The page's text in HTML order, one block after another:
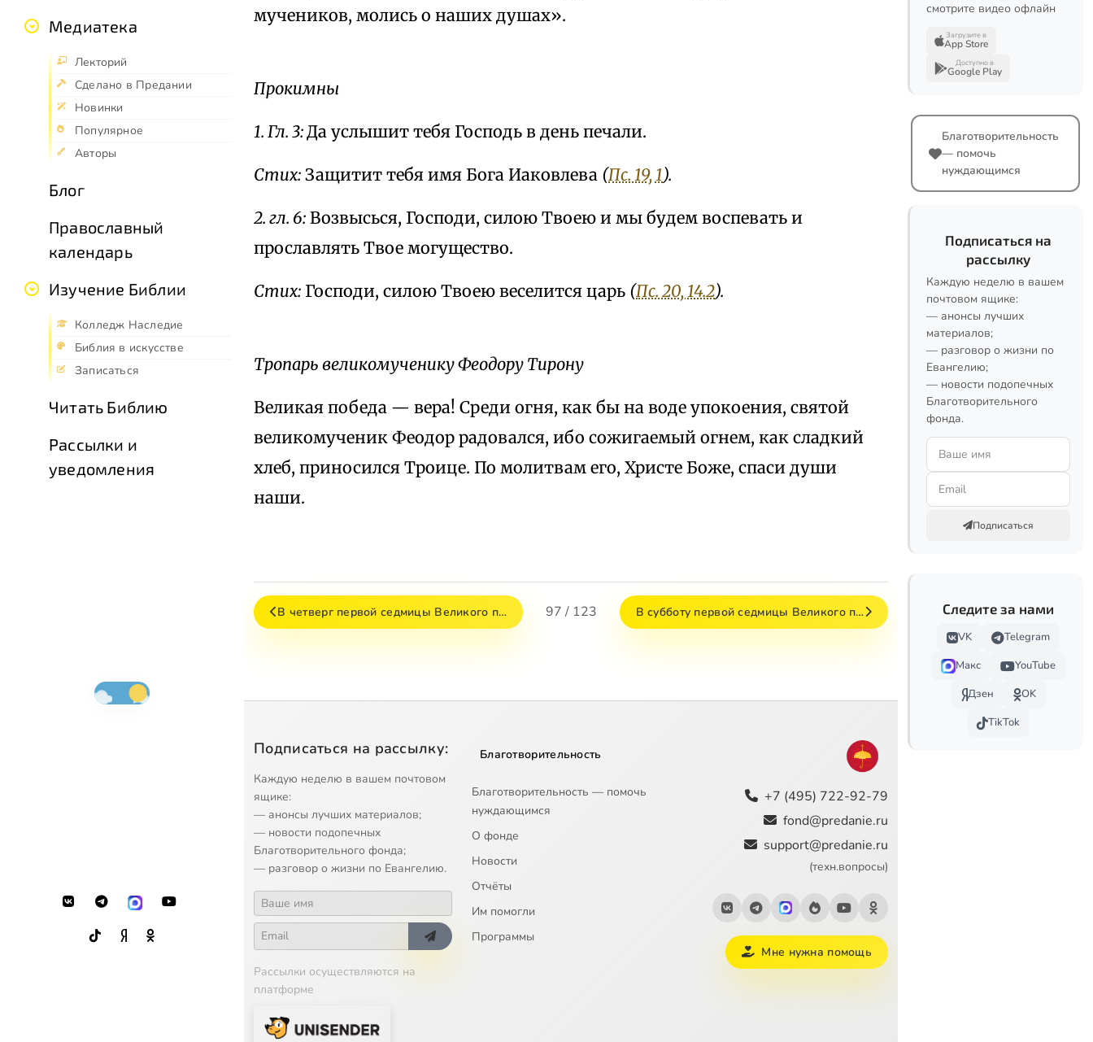
Медиатека
Лекторий
Сделано в Предании
Новинки
Популярное
Авторы
Блог
Православный
календарь
Изучение Библии
Колледж Наследие
Библия в искусстве
Записаться
Читать Библию
Рассылки и
уведомления
мучеников, молись о наших душах».
Прокимны
1. Гл. 3:Да услышит тебя Господь в день печали.
Стих: Защитит тебя имя Бога Иаковлева (Пс. 19, 1).
2. гл. 6: Возвысься, Господи, силою Твоею и мы будем воспевать и
прославлять Твое могущество.
Стих: Господи, силою Твоею веселится царь (Пс. 20, 14.2).
Тропарь великомученику Феодору Тирону
Великая победа — вера! Среди огня, как бы на воде упокоения, святой
великомученик Феодор радовался, ибо сожигаемый огнем, как сладкий
хлеб, приносился Троице. По молитвам его, Христе Боже, спаси души
наши.
В четверг первой седмицы Великого п… 97 / 123 В субботу первой седмицы Великого п…
Подписаться на рассылку:
Каждую неделю в вашем почтовом
ящике:
— анонсы лучших материалов;
— новости подопечных
Благотворительного фонда;
— разговор о жизни по Евангелию.
Рассылки осуществляются на
платформе
Благотворительность
Благотворительность — помочь
нуждающимся
О фонде
Новости
Отчёты
Им помогли
Программы
+7 (495) 722-92-79
fond@predanie.ru
support@predanie.ru
(техн.вопросы)
Мне нужна помощь
смотрите видео офлайн
Загрузите в
App Store
Доступно в
Google Play
Благотворительность
— помочь
нуждающимся
Подписаться на
рассылку
Каждую неделю в вашем
почтовом ящике:
— анонсы лучших
материалов;
— разговор о жизни по
Евангелию;
— новости подопечных
Благотворительного
фонда.
Подписаться
Следите за нами
VK
Telegram
Макс
YouTube
Дзен
OK
TikTok